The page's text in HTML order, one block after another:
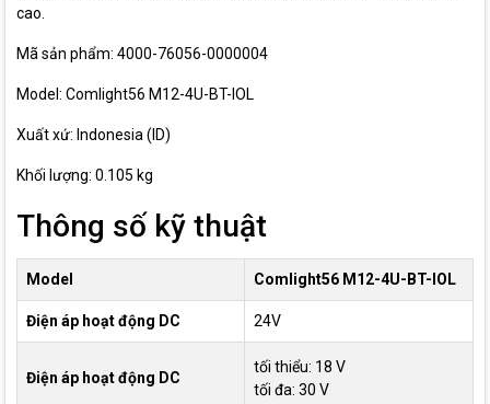
cao.
Mã sản phẩm: 4000-76056-0000004
Model: Comlight56 M12-4U-BT-IOL
Xuất xứ: Indonesia (ID)
Khối lượng: 0.105 kg
Thông số kỹ thuật
Model Comlight56 M12-4U-BT-IOL
Điện áp hoạt động DC 24V
Điện áp hoạt động DC
tối thiểu: 18 V
tối đa: 30 V